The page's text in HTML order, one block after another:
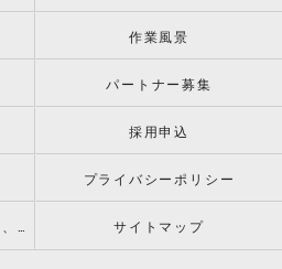
作業風景
パートナー募集
採用申込
プライバシーポリシー
サイトマップ